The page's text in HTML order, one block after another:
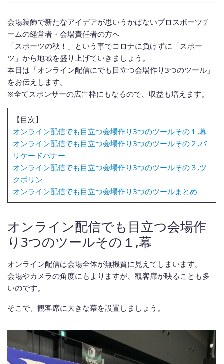
会場装飾で新たなアイデアが思いうかばないプロスポーツチ
ームの経営者・会場責任者の方へ
「スポーツの秋！」という事でコロナに負けずに「スポー
ツ」から地域を盛り上げていきましょう。
本日は「オンライン配信にでも目立つ会場作り3つのツール」
をお伝えします。
※全てスポンサーの広告枠にもなるので、収益も増えます。
【目次】
オンライン配信でも目立つ会場作り3つのツールその１,幕
オンライン配信でも目立つ会場作り3つのツールその２,バ
リケードバナー
オンライン配信でも目立つ会場作り3つのツールその３,ツ
クポリン
オンライン配信でも目立つ会場作り3つのツールまとめ
オンライン配信でも目立つ会場作
り3つのツールその１,幕
オンライン配信は会場全体が無機質に見えてしまいます。
会場やカメラの角度にもよりますが、観客席が映ることも多
いのです。
そこで、観客席に大きな幕を設置しましょう。